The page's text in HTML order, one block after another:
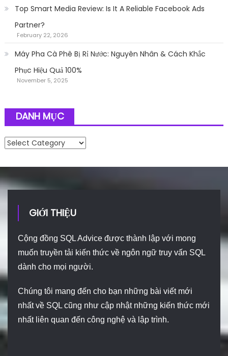
Top Smart Media Review: Is It A Reliable Facebook Ads
Partner?
February 22, 2026
Máy Pha Cà Phê Bị Rỉ Nước: Nguyên Nhân & Cách Khắc
Phục Hiệu Quả 100%
November 5, 2025
DANH MỤC
Danh mục
GIỚI THIỆU
Cộng đồng SQL Advice được thành lập với mong
muốn truyền tải kiến thức về ngôn ngữ truy vấn SQL
dành cho mọi người.
Chúng tôi mang đến cho bạn những bài viết mới
nhất về SQL cũng như cập nhật những kiến thức mới
nhất liên quan đến công nghệ và lập trình.